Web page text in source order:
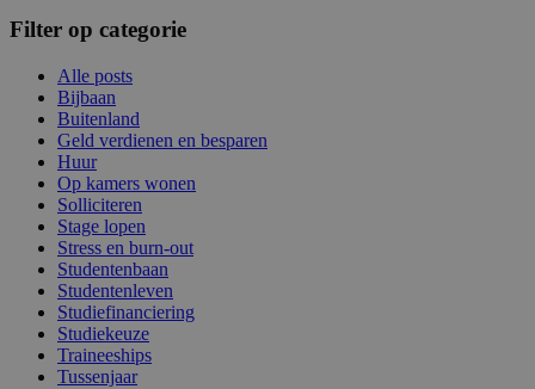
Filter op categorie
Alle posts
Bijbaan
Buitenland
Geld verdienen en besparen
Huur
Op kamers wonen
Solliciteren
Stage lopen
Stress en burn-out
Studentenbaan
Studentenleven
Studiefinanciering
Studiekeuze
Traineeships
Tussenjaar